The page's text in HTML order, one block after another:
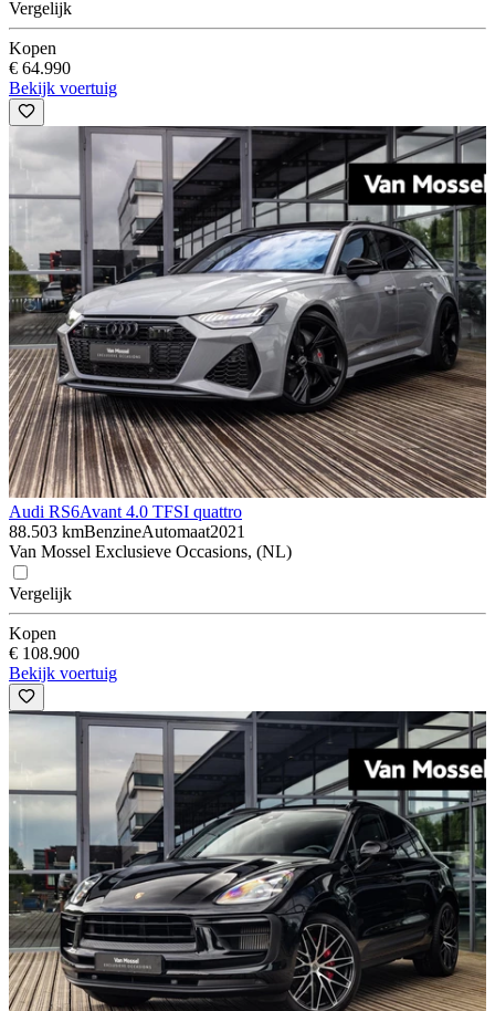
Vergelijk
Kopen
€ 64.990
Bekijk voertuig
Audi RS6Avant 4.0 TFSI quattro
88.503 kmBenzineAutomaat2021
Van Mossel Exclusieve Occasions, (NL)
Vergelijk
Kopen
€ 108.900
Bekijk voertuig